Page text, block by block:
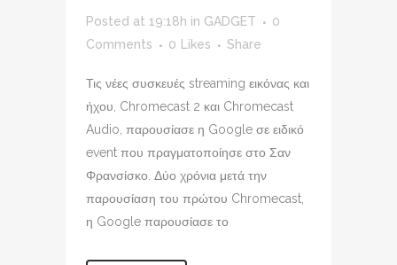
Posted at 19:18h in GADGET
0
Comments
0 Likes Share
Τις νέες συσκευές streaming εικόνας και
ήχου, Chromecast 2 και Chromecast
Audio, παρουσίασε η Google σε ειδικό
event που πραγματοποίησε στο Σαν
Φρανσίσκο. Δύο χρόνια μετά την
παρουσίαση του πρώτου Chromecast,
η Google παρουσίασε το